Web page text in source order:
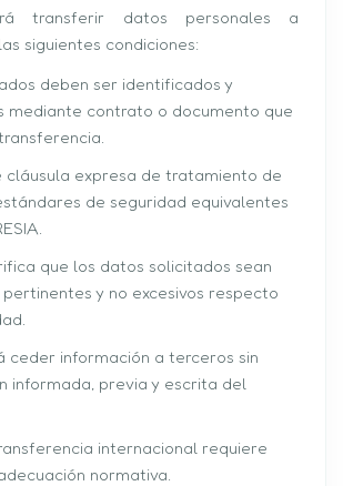
transferir datos personales a
siguientes condiciones:
deben ser identificados y
mediante contrato o documento que
cláusula expresa de tratamiento de
de seguridad equivalentes
que los datos solicitados sean
pertinentes y no excesivos respecto
ceder información a terceros sin
informada, previa y escrita del
internacional requiere
normativa.